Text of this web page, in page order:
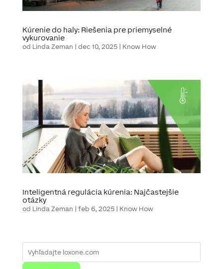
Kúrenie do haly: Riešenia pre priemyselné
vykurovanie
od Linda Zeman | dec 10, 2025| Know How
Inteligentná regulácia kúrenia: Najčastejšie
otázky
od Linda Zeman feb 6, 2025| Know How